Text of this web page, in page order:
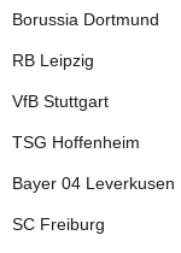
Borussia Dortmund
RB Leipzig
VfB Stuttgart
TSG Hoffenheim
Bayer 04 Leverkusen
SC Freiburg